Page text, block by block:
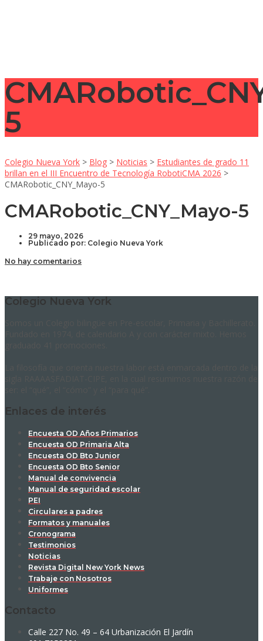
5
Colegio Nueva York > Blog > Noticias > Estudiantes de grado 11
brillan en el III Encuentro de Tecnología RobotiCMA 2026 >
CMARobotic_CNY_Mayo-5
CMARobotic_CNY_Mayo-5
29 mayo, 2026
Publicado por: Colegio Nueva York
No hay comentarios
Colegio Nueva York
Enlaces de interés
Encuesta OD Años Primarios
Encuesta OD Primaria Alta
Encuesta OD Bto Junior
Encuesta OD Bto Senior
Manual de convivencia
Manual de seguridad escolar
PEI
Circulares a padres
Formatos y manuales
Cronograma
Testimonios
Noticias
Revista Digital New York News
Trabaje con Nosotros
Uniformes
Contacto
Calle 227 No. 49 – 64 Urbanización El Jardín